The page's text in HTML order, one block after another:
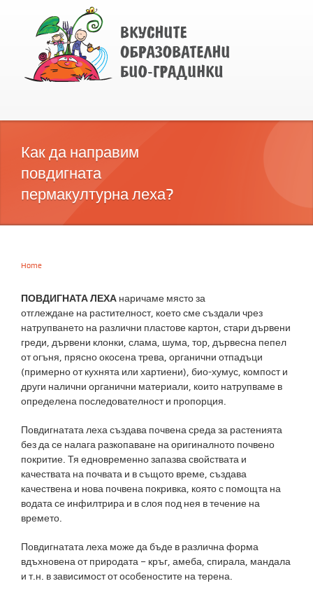
Как да направим
повдигната
пермакултурна леха?
Home
ПОВДИГНАТА ЛЕХА наричаме място за
отглеждане на растителност, което сме създали чрез
натрупването на различни пластове картон, стари дървени
греди, дървени клонки, слама, шума, тор, дървесна пепел
от огъня, прясно окосена трева, органични отпадъци
(примерно от кухнята или хартиени), био-хумус, компост и
други налични органични материали, които натрупваме в
определена последователност и пропорция.
Повдигнатата леха създава почвена среда за растенията
без да се налага разкопаване на оригиналното почвено
покритие. Тя едновременно запазва свойствата и
качествата на почвата и в същото време, създава
качествена и нова почвена покривка, която с помощта на
водата се инфилтрира и в слоя под нея в течение на
времето.
Повдигнатата леха може да бъде в различна форма
вдъхновена от природата – кръг, амеба, спирала, мандала
и т.н. в зависимост от особеностите на терена.